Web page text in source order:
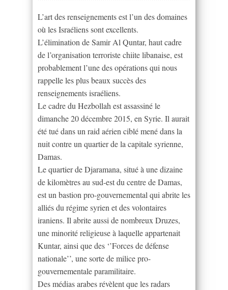
L’art des renseignements est l’un des domaines
où les Israéliens sont excellents.
L’élimination de Samir Al Quntar, haut cadre
de l’organisation terroriste chiite libanaise, est
probablement l’une des opérations qui nous
rappelle les plus beaux succès des
renseignements israéliens.
Le cadre du Hezbollah est assassiné le
dimanche 20 décembre 2015, en Syrie. Il aurait
été tué dans un raid aérien ciblé mené dans la
nuit contre un quartier de la capitale syrienne,
Damas.
Le quartier de Djaramana, situé à une dizaine
de kilomètres au sud-est du centre de Damas,
est un bastion pro-gouvernemental qui abrite les
alliés du régime syrien et des volontaires
iraniens. Il abrite aussi de nombreux Druzes,
une minorité religieuse à laquelle appartenait
Kuntar, ainsi que des ‘’Forces de défense
nationale’’, une sorte de milice pro-
gouvernementale paramilitaire.
Des médias arabes révèlent que les radars